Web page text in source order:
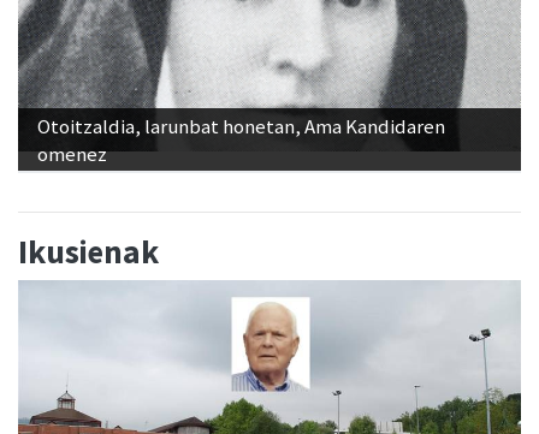
Otoitzaldia, larunbat honetan, Ama Kandidaren
omenez
Ikusienak